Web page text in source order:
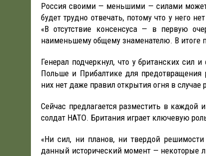
Россия своими — меньшими — силами
будет трудно отвечать, потому что у него
«В отсутствие консенсуса — в первую
наименьшему общему знаменателю. В итоге
Генерал подчеркнул, что у британских
Польше и Прибалтике для предотвращения
них нет даже правил открытия огня в случае
Сейчас предлагается разместить в
солдат НАТО. Британия играет ключевую
«Ни сил, ни планов, ни твердой
данный исторический момент — некоторые